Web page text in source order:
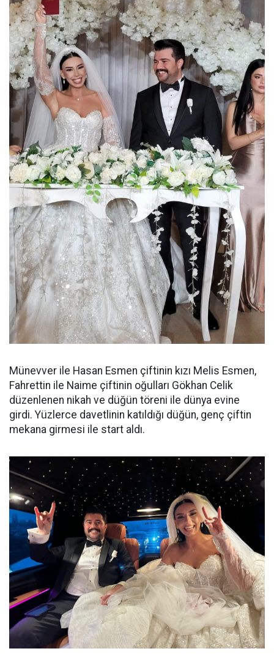
Münevver ile Hasan Esmen çiftinin kızı Melis Esmen,
Fahrettin ile Naime çiftinin oğulları Gökhan Celik
düzenlenen nikah ve düğün töreni ile dünya evine
girdi. Yüzlerce davetlinin katıldığı düğün, genç çiftin
mekana girmesi ile start aldı.